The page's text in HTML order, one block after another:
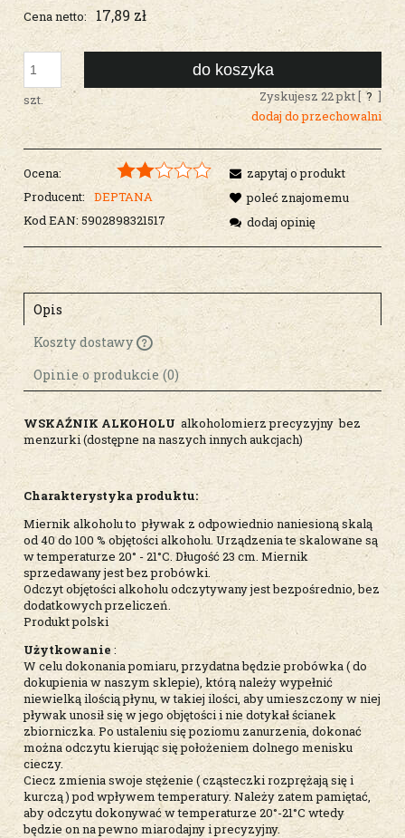
Cena netto: 17,89 zł
szt.
do koszyka
Zyskujesz22pkt [ ? ]
dodaj do przechowalni
Ocena:
Producent:
DEPTANA
Kod EAN: 5902898321517
zapytaj o produkt
poleć znajomemu
dodaj opinię
Opis
Koszty dostawy
Cena nie zawiera ewentualnych kosztów
płatności
Opinie o produkcie (0)
WSKAŹNIK ALKOHOLU alkoholomierz precyzyjny bez
menzurki (dostępne na naszych innych aukcjach)
Charakterystyka produktu:
Miernik alkoholu to pływak z odpowiednio naniesioną skalą
od 40 do 100 % objętości alkoholu. Urządzenia te skalowane są
w temperaturze 20° - 21°C. Długość 23 cm. Miernik
sprzedawany jest bez probówki.
Odczyt objętości alkoholu odczytywany jest bezpośrednio, bez
dodatkowych przeliczeń.
Produkt polski
Użytkowanie :
W celu dokonania pomiaru, przydatna będzie probówka ( do
dokupienia w naszym sklepie), którą należy wypełnić
niewielką ilością płynu, w takiej ilości, aby umieszczony w niej
pływak unosił się w jego objętości i nie dotykał ścianek
zbiorniczka. Po ustaleniu się poziomu zanurzenia, dokonać
można odczytu kierując się położeniem dolnego menisku
cieczy.
Ciecz zmienia swoje stężenie ( cząsteczki rozprężają się i
kurczą ) pod wpływem temperatury. Należy zatem pamiętać,
aby odczytu dokonywać w temperaturze 20°-21°C wtedy
będzie on na pewno miarodajny i precyzyjny.